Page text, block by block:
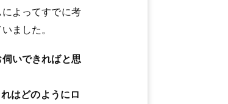
よってすでに考
ました。
いできればと思
はどのようにロ